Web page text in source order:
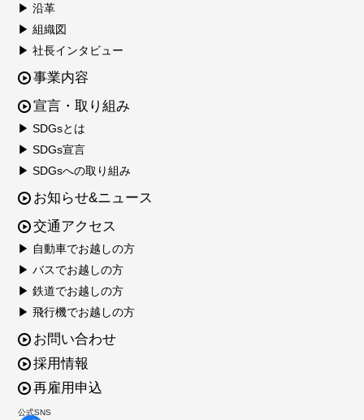
▶ 沿革
▶ 組織図
▶ 社長インタビュー
事業内容
宣言・取り組み
▶ SDGsとは
▶ SDGs宣言
▶ SDGsへの取り組み
お知らせ&ニュース
交通アクセス
▶ 自動車でお越しの方
▶ バスでお越しの方
▶ 鉄道でお越しの方
▶ 飛行機でお越しの方
お問い合わせ
採用情報
再雇用申込
公式SNS